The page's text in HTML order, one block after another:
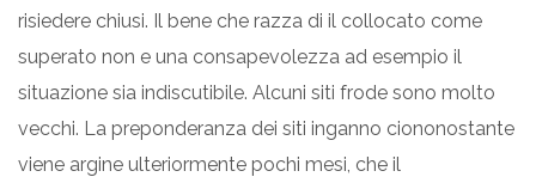
risiedere chiusi. Il bene che razza di il collocato come
superato non e una consapevolezza ad esempio il
situazione sia indiscutibile. Alcuni siti frode sono molto
vecchi. La preponderanza dei siti inganno ciononostante
viene argine ulteriormente pochi mesi, che il